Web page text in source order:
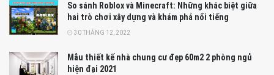
So sánh Roblox và Minecraft: Những khác biệt giữa
hai trò chơi xây dựng và khám phá nổi tiếng
30 THÁNG 12, 2022
Mẫu thiết kế nhà chung cư đẹp 60m2 2 phòng ngủ
hiện đại 2021